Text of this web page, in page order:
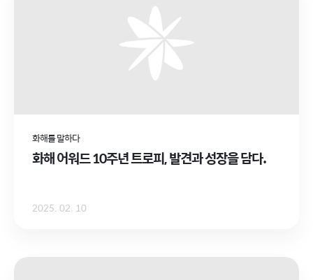
화해를 말하다
화해 어워드 10주년 트로피, 발견과 성장을 담다.
2025. 02. 10